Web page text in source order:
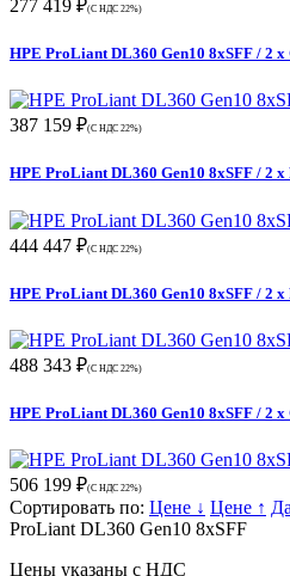
277 419 ₽(С НДС 22%)
HPE ProLiant DL360 Gen10 8xSFF / 2
387 159 ₽(С НДС 22%)
HPE ProLiant DL360 Gen10 8xSFF / 2
444 447 ₽(С НДС 22%)
HPE ProLiant DL360 Gen10 8xSFF / 2
488 343 ₽(С НДС 22%)
HPE ProLiant DL360 Gen10 8xSFF / 2
506 199 ₽(С НДС 22%)
Сортировать по: Цене ↓ Цене ↑
ProLiant DL360 Gen10 8xSFF
Цены указаны с НДС